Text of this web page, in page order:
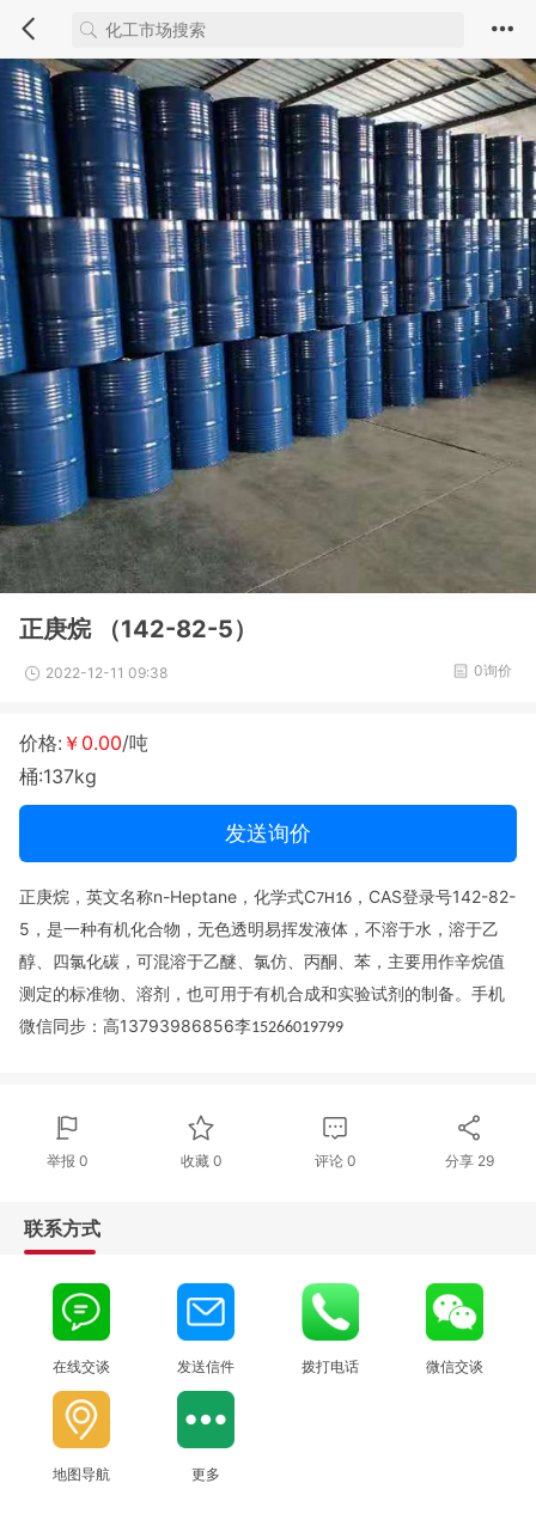
正庚烷 （142-82-5）
2022-12-11 09:38 0询价
价格: ￥0.00/吨
桶:137kg
发送询价
正庚烷，英文名称n-Heptane ，化学式C7H16 ， CAS登录号142-82-
5 ，是一种有机化合物 ，无色透明易挥发液体，不溶于水，溶于乙
醇、四氯化碳，可混溶于乙醚、氯仿、丙酮、苯，主要用作辛烷值
测定的标准物、溶剂，也可用于有机合成和实验试剂的制备。 手机
微信同步：高13793986856李15266019799
举报 0 收藏 0 评论 0 分享 29
联系方式
在线交谈 发送信件 拨打电话 微信交谈
地图导航 更多